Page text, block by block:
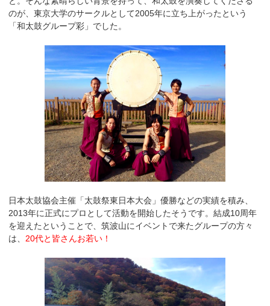
のが、東京大学のサークルとして2005年に立ち上がったという
「和太鼓グループ彩」でした。
日本太鼓協会主催「太鼓祭東日本大会」優勝などの実績を積み、
2013年に正式にプロとして活動を開始したそうです。結成10周年
を迎えたということで、筑波山にイベントで来たグループの方々
は、 20代と皆さんお若い！